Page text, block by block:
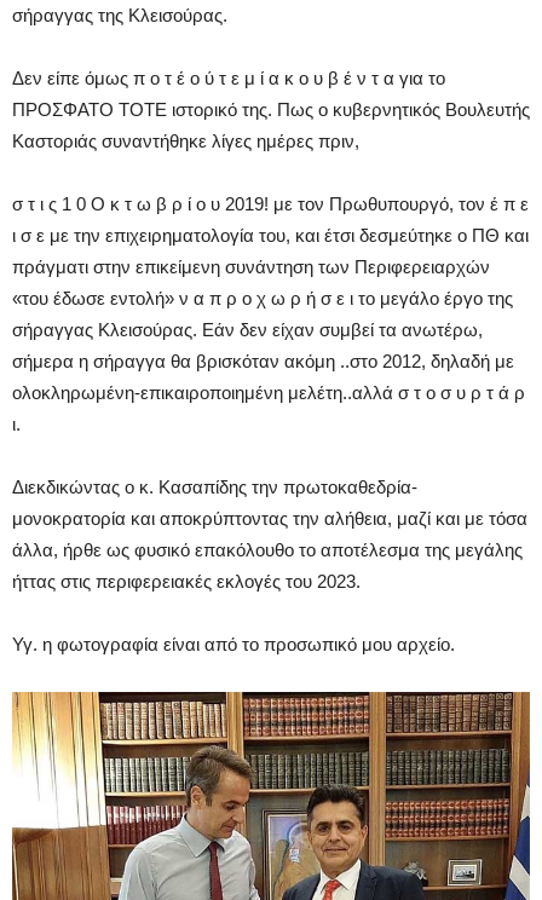
σήραγγας της Κλεισούρας.
Δεν είπε όμως π ο τ έ ο ύ τ ε μ ί α κ ο υ β έ ν τ α για το
ΠΡΟΣΦΑΤΟ ΤΟΤΕ ιστορικό της. Πως ο κυβερνητικός Βουλευτής
Καστοριάς συναντήθηκε λίγες ημέρες πριν,
σ τ ι ς 1 0 Ο κ τ ω β ρ ί ο υ 2019! με τον Πρωθυπουργό, τον έ π ε
ι σ ε με την επιχειρηματολογία του, και έτσι δεσμεύτηκε ο ΠΘ και
πράγματι στην επικείμενη συνάντηση των Περιφερειαρχών
«του έδωσε εντολή» ν α π ρ ο χ ω ρ ή σ ε ι το μεγάλο έργο της
σήραγγας Κλεισούρας. Εάν δεν είχαν συμβεί τα ανωτέρω,
σήμερα η σήραγγα θα βρισκόταν ακόμη ..στο 2012, δηλαδή με
ολοκληρωμένη-επικαιροποιημένη μελέτη..αλλά σ τ ο σ υ ρ τ ά ρ
ι.
Διεκδικώντας ο κ. Κασαπίδης την πρωτοκαθεδρία-
μονοκρατορία και αποκρύπτοντας την αλήθεια, μαζί και με τόσα
άλλα, ήρθε ως φυσικό επακόλουθο το αποτέλεσμα της μεγάλης
ήττας στις περιφερειακές εκλογές του 2023.
Υγ. η φωτογραφία είναι από το προσωπικό μου αρχείο.